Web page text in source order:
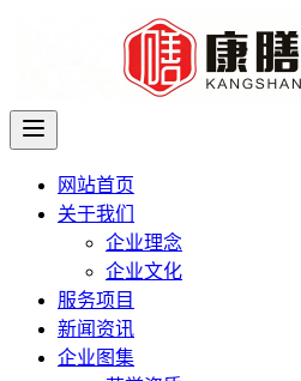
网站首页
关于我们
企业理念
企业文化
服务项目
新闻资讯
企业图集